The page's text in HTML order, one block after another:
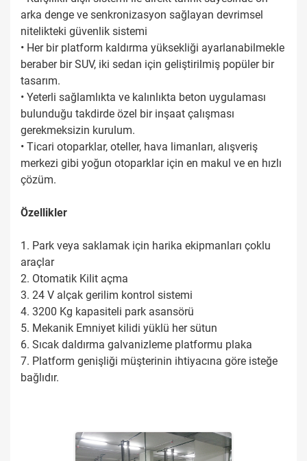
arka denge ve senkronizasyon sağlayan devrimsel
nitelikteki güvenlik sistemi
• Her bir platform kaldırma yüksekliği ayarlanabilmekle
beraber bir SUV, iki sedan için geliştirilmiş popüler bir
tasarım.
• Yeterli sağlamlıkta ve kalınlıkta beton uygulaması
bulunduğu takdirde özel bir inşaat çalışması
gerekmeksizin kurulum.
• Ticari otoparklar, oteller, hava limanları, alışveriş
merkezi gibi yoğun otoparklar için en makul ve en hızlı
çözüm.
Özellikler
1. Park veya saklamak için harika ekipmanları çoklu
araçlar
2. Otomatik Kilit açma
3. 24 V alçak gerilim kontrol sistemi
4. 3200 Kg kapasiteli park asansörü
5. Mekanik Emniyet kilidi yüklü her sütun
6. Sıcak daldırma galvanizleme platformu plaka
7. Platform genişliği müşterinin ihtiyacına göre isteğe
bağlıdır.